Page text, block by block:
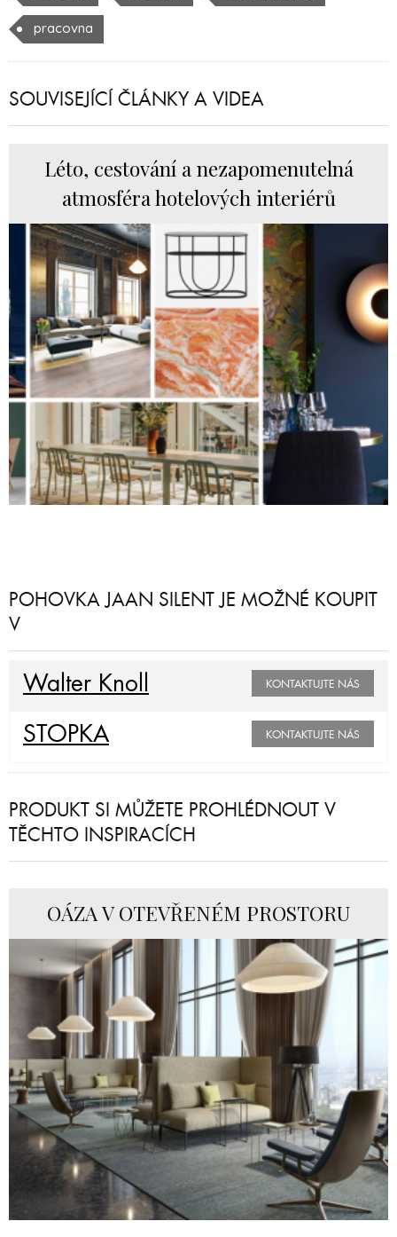
pracovna
SOUVISEJÍCÍ ČLÁNKY A VIDEA
Léto, cestování a nezapomenutelná
atmosféra hotelových interiérů
POHOVKA JAAN SILENT JE MOŽNÉ KOUPIT
V
Walter Knoll KONTAKTUJTE NÁS
STOPKA KONTAKTUJTE NÁS
PRODUKT SI MŮŽETE PROHLÉDNOUT V
TĚCHTO INSPIRACÍCH
OÁZA V OTEVŘENÉM PROSTORU